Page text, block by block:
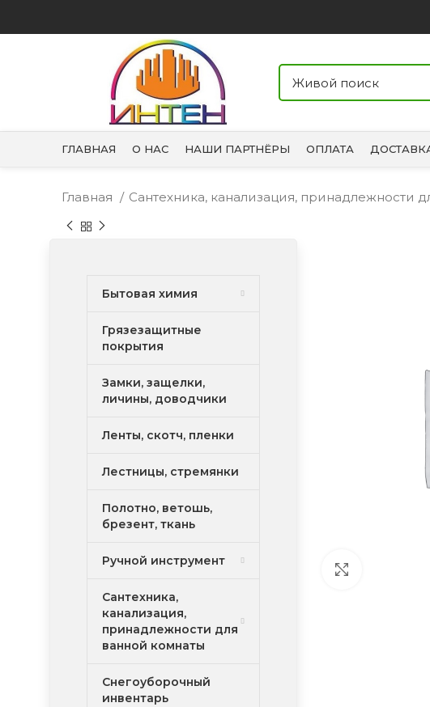
ГЛАВНАЯ О НАС НАШИ ПАРТНЁРЫ ОПЛАТА
Главная Сантехника, канализация, принадлежности
Бытовая химия
Грязезащитные
покрытия
Замки, защелки,
личины, доводчики
Ленты, скотч, пленки
Лестницы, стремянки
Полотно, ветошь,
брезент, ткань
Ручной инструмент
Сантехника,
канализация,
принадлежности для
ванной комнаты
Снегоуборочный
инвентарь